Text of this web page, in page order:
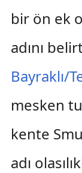
bir ön ek
adını
Bayraklı/
mesken
kente
adı